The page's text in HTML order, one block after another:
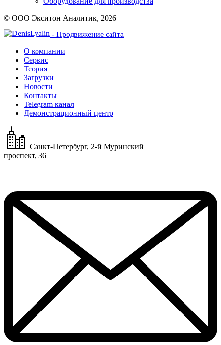
© ООО Экситон Аналитик, 2026
- Продвижение сайта
О компании
Сервис
Теория
Загрузки
Новости
Контакты
Telegram канал
Демонстрационный центр
Санкт-Петербург, 2-й Муринский
проспект, 36